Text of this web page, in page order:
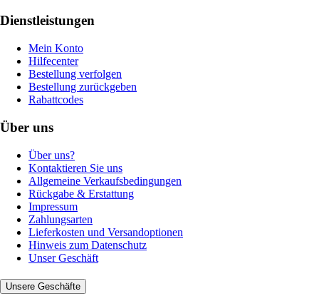
Dienstleistungen
Mein Konto
Hilfecenter
Bestellung verfolgen
Bestellung zurückgeben
Rabattcodes
Über uns
Über uns?
Kontaktieren Sie uns
Allgemeine Verkaufsbedingungen
Rückgabe & Erstattung
Impressum
Zahlungsarten
Lieferkosten und Versandoptionen
Hinweis zum Datenschutz
Unser Geschäft
Unsere Geschäfte